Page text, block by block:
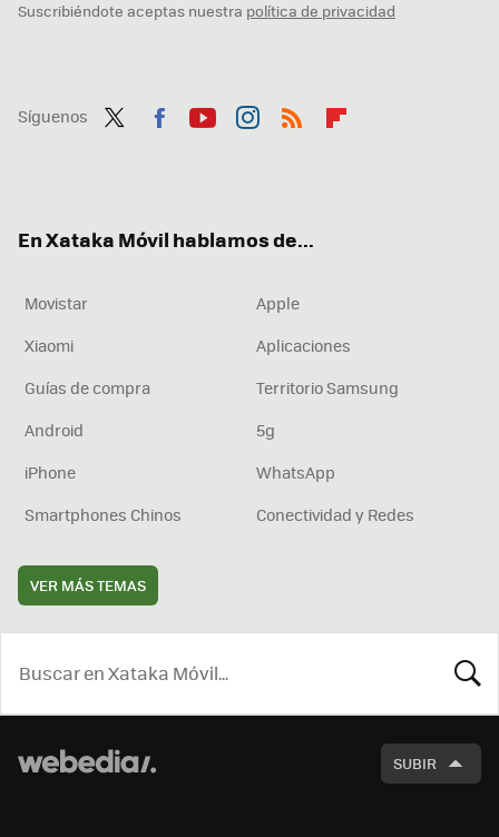
Suscribiéndote aceptas nuestra política de privacidad
Síguenos
En Xataka Móvil hablamos de...
Movistar
Apple
Xiaomi
Aplicaciones
Guías de compra
Territorio Samsung
Android
5g
iPhone
WhatsApp
Smartphones Chinos
Conectividad y Redes
VER MÁS TEMAS
SUBIR